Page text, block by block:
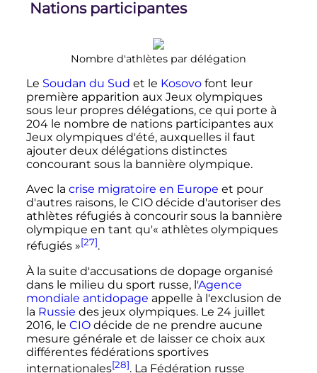
Nations participantes
Nombre d'athlètes par délégation
Le Soudan du Sud et le Kosovofont leur
première apparition aux Jeux olympiques
sous leur propres délégations, ce qui porte à
204 le nombre de nations participantes aux
Jeux olympiques d'été, auxquelles il faut
ajouter deux délégations distinctes
concourant sous la bannière olympique.
Avec la crise migratoire en Europe et pour
d'autres raisons, le CIO décide d'autoriser des
athlètes réfugiés à concourir sous la bannière
olympique en tant qu'« athlètes olympiques
réfugiés »[27].
À la suite d'accusations de dopage organisé
dans le milieu du sport russe, l'Agence
mondiale antidopage appelle à l'exclusion de
la Russie des jeux olympiques. Le 24 juillet
2016, le CIOdécide de ne prendre aucune
mesure générale et de laisser ce choix aux
différentes fédérations sportives
internationales[28]. La Fédération russe